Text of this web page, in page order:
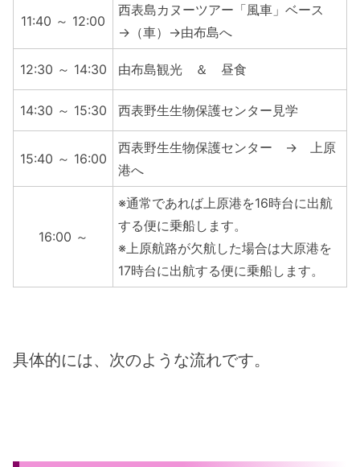
11:40 ～ 12:00
西表島カヌーツアー「風車」ベース
→（車）→由布島へ
12:30 ～ 14:30 由布島観光 ＆ 昼食
14:30 ～ 15:30 西表野生生物保護センター見学
15:40 ～ 16:00
西表野生生物保護センター → 上原
港へ
16:00 ～
※通常であれば上原港を16時台に出航
する便に乗船します。
※上原航路が欠航した場合は大原港を
17時台に出航する便に乗船します。
具体的には、次のような流れです。